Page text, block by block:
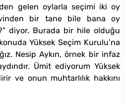
gelen oylarla seçimi iki oy
bir tane bile bana oy
diyor. Burada bir hile olduğu
Yüksek Seçim Kurulu’na
Nesip Aykın, örnek bir infaz
Ümit ediyorum Yüksek
ve onun muhtarlılık hakkını